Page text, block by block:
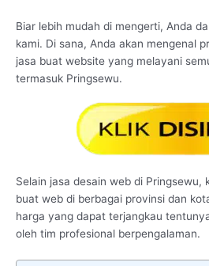
Biar lebih mudah di mengerti, Anda
kami. Di sana, Anda akan mengenal
jasa buat website yang melayani
termasuk Pringsewu.
Selain jasa desain web di Pringsewu,
buat web di berbagai provinsi dan
harga yang dapat terjangkau
oleh tim profesional berpengalaman.